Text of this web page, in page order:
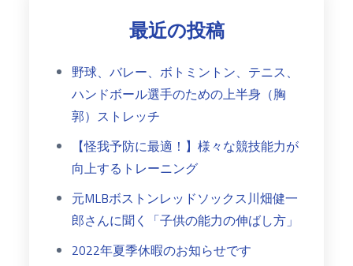
最近の投稿
野球、バレー、ボトミントン、テニス、
ハンドボール選手のための上半身（胸
郭）ストレッチ
【怪我予防に最適！】様々な競技能力が
向上するトレーニング
元MLBボストンレッドソックス川畑健一
郎さんに聞く「子供の能力の伸ばし方」
2022年夏季休暇のお知らせです